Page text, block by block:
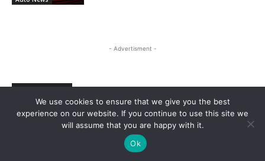
We use cookies to ensure that we give you the best
experience on our website. If you continue to use this site we
will assume that you are happy with it.
Ok